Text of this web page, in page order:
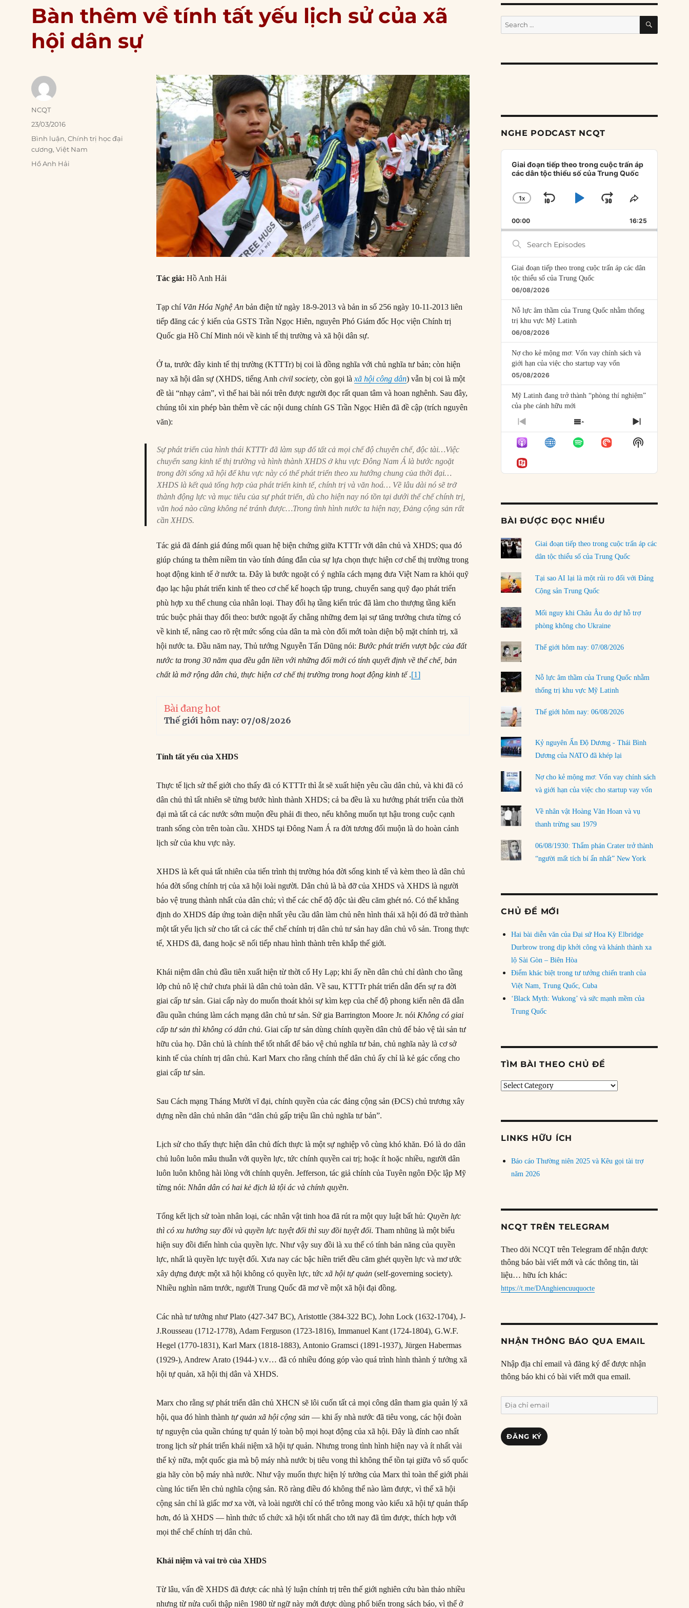
Bàn thêm về tính tất yếu lịch sử của xã
hội dân sự
Tác giả:Hồ Anh Hải
Tạp chí Văn Hóa Nghệ An bản điện tử ngày 18-9-2013 và bản in số 256 ngày 10-11-2013 liên
tiếp đăng các ý kiến của GSTS Trần Ngọc Hiên, nguyên Phó Giám đốc Học viện Chính trị
Quốc gia Hồ Chí Minh nói về kinh tế thị trường và xã hội dân sự.
Ở ta, trước đây kinh tế thị trường (KTTTr) bị coi là đồng nghĩa với chủ nghĩa tư bản; còn hiện
nay xã hội dân sự (XHDS, tiếng Anhcivil society,còn gọi làxã hội công dân) vẫn bị coi là một
đề tài “nhạy cảm”, vì thế hai bài nói trên được người đọc rất quan tâm và hoan nghênh. Sau đây,
chúng tôi xin phép bàn thêm về các nội dung chính GS Trần Ngọc Hiên đã đề cập (trích nguyên
văn):
Sự phát triển của hình thái KTTTr đã làm sụp đổ tất cả mọi chế độ chuyên chế, độc tài…Việc
chuyển sang kinh tế thị trường và hình thành XHDS ở khu vực Đông Nam Á là bước ngoặt
trong đời sống xã hội để khu vực này có thể phát triển theo xu hướng chung của thời đại…
XHDS là kết quả tổng hợp của phát triển kinh tế, chính trị và văn hoá… Về lâu dài nó sẽ trở
thành động lực và mục tiêu của sự phát triển, dù cho hiện nay nó tồn tại dưới thể chế chính trị,
văn hoá nào cũng không né tránh được…Trong tình hình nước ta hiện nay, Đảng cộng sản rất
cần XHDS.
Tác giả đã đánh giá đúng mối quan hệ biện chứng giữa KTTTr với dân chủ và XHDS; qua đó
giúp chúng ta thêm niềm tin vào tính đúng đắn của sự lựa chọn thực hiện cơ chế thị trường trong
hoạt động kinh tế ở nước ta. Đây là bước ngoặt có ý nghĩa cách mạng đưa Việt Nam ra khỏi quỹ
đạo lạc hậu phát triển kinh tế theo cơ chế kế hoạch tập trung, chuyển sang quỹ đạo phát triển
phù hợp xu thế chung của nhân loại. Thay đổi hạ tầng kiến trúc đã làm cho thượng tầng kiến
trúc buộc phải thay đổi theo: bước ngoặt ấy chẳng những đem lại sự tăng trưởng chưa từng có
về kinh tế, nâng cao rõ rệt mức sống của dân ta mà còn đổi mới toàn diện bộ mặt chính trị, xã
hội nước ta. Đầu năm nay, Thủ tướng Nguyễn Tấn Dũng nói: Bước phát triển vượt bậc của đất
nước tatrong 30 năm qua đều gắn liền với những đổi mới có tính quyết định về thể chế, bản
chất là mở rộng dân chủ, thực hiện cơ chế thị trường trong hoạt động kinh tế.[1]
Bài đang hot
Thế giới hôm nay: 07/08/2026
Tính tất yếu của XHDS
Thực tế lịch sử thế giới cho thấy đã có KTTTr thì ắt sẽ xuất hiện yêu cầu dân chủ, và khi đã có
dân chủ thì tất nhiên sẽ từng bước hình thành XHDS; cả ba đều là xu hướng phát triển của thời
đại mà tất cả các nước sớm muộn đều phải đi theo, nếu không muốn tụt hậu trong cuộc cạnh
tranh sống còn trên toàn cầu. XHDS tại Đông Nam Á ra đời tương đối muộn là do hoàn cảnh
lịch sử của khu vực này.
XHDS là kết quả tất nhiên của tiến trình thị trường hóa đời sống kinh tế và kèm theo là dân chủ
hóa đời sống chính trị của xã hội loài người. Dân chủ là bà đỡ của XHDS và XHDS là người
bảo vệ trung thành nhất của dân chủ; vì thế các chế độ độc tài đều căm ghét nó. Có thể khẳng
định do XHDS đáp ứng toàn diện nhất yêu cầu dân làm chủ nên hình thái xã hội đó đã trở thành
một tất yếu lịch sử cho tất cả các thể chế chính trị dân chủ tư sản hay dân chủ vô sản. Trong thực
tế, XHDS đã, đang hoặc sẽ nối tiếp nhau hình thành trên khắp thế giới.
Khái niệm dân chủ đầu tiên xuất hiện từ thời cổ Hy Lạp; khi ấy nền dân chủ chỉ dành cho tầng
lớp chủ nô lệ chứ chưa phải là dân chủ toàn dân. Về sau, KTTTr phát triển dẫn đến sự ra đời
giai cấp tư sản. Giai cấp này do muốn thoát khỏi sự kìm kẹp của chế độ phong kiến nên đã dẫn
đầu quần chúng làm cách mạng dân chủ tư sản. Sử gia Barrington Moore Jr. nói Không có giai
cấp tư sản thì không có dân chủ. Giai cấp tư sản dùng chính quyền dân chủ để bảo vệ tài sản tư
hữu của họ. Dân chủ là chính thể tốt nhất để bảo vệ chủ nghĩa tư bản, chủ nghĩa này là cơ sở
kinh tế của chính trị dân chủ. Karl Marx cho rằng chính thể dân chủ ấy chỉ là kẻ gác cổng cho
giai cấp tư sản.
Sau Cách mạng Tháng Mười vĩ đại, chính quyền của các đảng cộng sản (ĐCS) chủ trương xây
dựng nền dân chủ nhân dân “dân chủ gấp triệu lần chủ nghĩa tư bản”.
Lịch sử cho thấy thực hiện dân chủ đích thực là một sự nghiệp vô cùng khó khăn. Đó là do dân
chủ luôn luôn mâu thuẫn với quyền lực, tức chính quyền cai trị; hoặc ít hoặc nhiều, người dân
luôn luôn không hài lòng với chính quyên. Jefferson, tác giả chính của Tuyên ngôn Độc lập Mỹ
từng nói: Nhân dân có hai kẻ địch là tội ác và chính quyền.
Tổng kết lịch sử toàn nhân loại, các nhân vật tinh hoa đã rút ra một quy luật bất hủ: Quyền lực
thì có xu hướng suy đồi và quyền lực tuyệt đối thì suy đồi tuyệt đối. Tham nhũng là một biểu
hiện suy đồi điển hình của quyền lực. Như vậy suy đồi là xu thế có tính bản năng của quyền
lực, nhất là quyền lực tuyệt đối. Xưa nay các bậc hiền triết đều căm ghét quyền lực và mơ ước
xây dựng được một xã hội không có quyền lực, tức xã hội tự quản(self-governing society).
Nhiều nghìn năm trước, người Trung Quốc đã mơ về một xã hội đại đồng.
Các nhà tư tưởng như Plato (427-347 BC), Aristottle (384-322 BC), John Lock (1632-1704), J-
J.Rousseau (1712-1778), Adam Ferguson (1723-1816), Immanuel Kant (1724-1804), G.W.F.
Hegel (1770-1831), Karl Marx (1818-1883), Antonio Gramsci (1891-1937), Jürgen Habermas
(1929-), Andrew Arato (1944-) v.v… đã có nhiều đóng góp vào quá trình hình thành ý tưởng xã
hội tự quản, xã hội thị dân và XHDS.
Marx cho rằng sự phát triển dân chủ XHCN sẽ lôi cuốn tất cả mọi công dân tham gia quản lý xã
hội, qua đó hình thànhtự quản xã hội cộng sản— khi ấy nhà nước đã tiêu vong, các hội đoàn
tự nguyện của quần chúng tự quản lý toàn bộ mọi hoạt động của xã hội. Đây là đỉnh cao nhất
trong lịch sử phát triển khái niệm xã hội tự quản. Nhưng trong tình hình hiện nay và ít nhất vài
thế kỷ nữa, một quốc gia mà bộ máy nhà nước bị tiêu vong thì không thể tồn tại giữa vô số quốc
gia hãy còn bộ máy nhà nước. Như vậy muốn thực hiện lý tưởng của Marx thì toàn thế giới phải
cùng lúc tiến lên chủ nghĩa cộng sản. Rõ ràng điều đó không thể nào làm được, vì thế xã hội
cộng sản chỉ là giấc mơ xa vời, và loài người chỉ có thể trông mong vào kiểu xã hội tự quản thấp
hơn, đó là XHDS — hình thức tổ chức xã hội tốt nhất cho tới nay đã tìm được, thích hợp với
mọi thể chế chính trị dân chủ.
Khái niệm và vai trò của XHDS
Từ lâu, vấn đề XHDS đã được các nhà lý luận chính trị trên thế giới nghiên cứu bàn thảo nhiều
nhưng từ nửa cuối thập niên 1980 từ ngữ này mới được dùng phổ biến trong sách báo, vì thế ở
Author
NCQT
Posted
on
23/03/2016
Categories
Bình luận,Chính trị học đại
cương,Việt Nam
Tags
Hồ Anh Hải
Search
for:
SEARCH
NGHE PODCAST NCQT
Audio
Player
Giai đoạn tiếp theo trong cuộc trấn áp
các dân tộc thiểu số của Trung Quốc
CHANGE
RATE
1X
SKIP
BACKWARD
PLAYJUMP
FORWARD
SHARE
EPISODE
00:00 16:25
Search
Episodes
Giai đoạn tiếp theo trong cuộc trấn áp các dân
tộc thiểu số của Trung Quốc
06/08/2026
Nỗ lực âm thầm của Trung Quốc nhằm thống
trị khu vực Mỹ Latinh
06/08/2026
Nợ cho kẻ mộng mơ: Vốn vay chính sách và
giới hạn của việc cho startup vay vốn
05/08/2026
Mỹ Latinh đang trở thành “phòng thí nghiệm”
của phe cánh hữu mới
04/08/2026
Tại sao Trung Quốc phủ nhận cuộc gặp với
Ngoại trưởng Nhật Bản?
04/08/2026
03/08/2026
Đặt cược vào thất bại: Các quỹ đầu tư mạo
rủi ro
02/08/2026
Làm thế nào để kết thúc Chiến tranh Iran?
01/08/2026
Chiến lược kế tiếp của Bắc Kinh ở Biển Đông
31/07/2026
Trật tự thế giới mới: Các nước nhỏ sẽ luôn
phải chịu đựng?
30/07/2026
LOAD MORE
PREVIOUS
EPISODE
SHOW
EPISODES
LIST
NEXT
EPISODE
Show
Podcast
BÀI ĐƯỢC ĐỌC NHIỀU
Giai đoạn tiếp theo trong cuộc trấn áp các
dân tộc thiểu số của Trung Quốc
Tại sao AI lại là một rủi ro đối với Đảng
Cộng sản Trung Quốc
Mối nguy khi Châu Âu do dự hỗ trợ
phòng không cho Ukraine
Thế giới hôm nay: 07/08/2026
Nỗ lực âm thầm của Trung Quốc nhằm
thống trị khu vực Mỹ Latinh
Thế giới hôm nay: 06/08/2026
Kỷ nguyên Ấn Độ Dương - Thái Bình
Dương của NATO đã khép lại
Nợ cho kẻ mộng mơ: Vốn vay chính sách
và giới hạn của việc cho startup vay vốn
Về nhân vật Hoàng Văn Hoan và vụ
thanh trừng sau 1979
06/08/1930: Thẩm phán Crater trở thành
“người mất tích bí ẩn nhất” New York
CHỦ ĐỀ MỚI
Hai bài diễn văn của Đại sứ Hoa Kỳ Elbridge
Durbrow trong dịp khởi công và khánh thành xa
lộ Sài Gòn – Biên Hòa
Điểm khác biệt trong tư tưởng chiến tranh của
Việt Nam, Trung Quốc, Cuba
‘Black Myth: Wukong’ và sức mạnh mềm của
Trung Quốc
TÌM BÀI THEO CHỦ ĐỀ
Tìm
LINKS HỮU ÍCH
Báo cáo Thường niên 2025 và Kêu gọi tài trợ
năm 2026
NCQT TRÊN TELEGRAM
Theo dõi NCQT trên Telegram để nhận được
thông báo bài viết mới và các thông tin, tài
liệu… hữu ích khác:
https://t.me/DAnghiencuuquocte
NHẬN THÔNG BÁO QUA EMAIL
Nhập địa chỉ email và đăng ký để được nhận
thông báo khi có bài viết mới qua email.
Địa
chỉ
email
ĐĂNG KÝ